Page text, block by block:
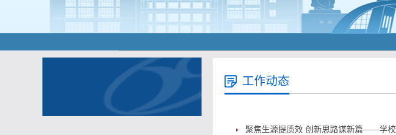
工作动态
聚焦生源提质效 创新思路谋新篇——学校